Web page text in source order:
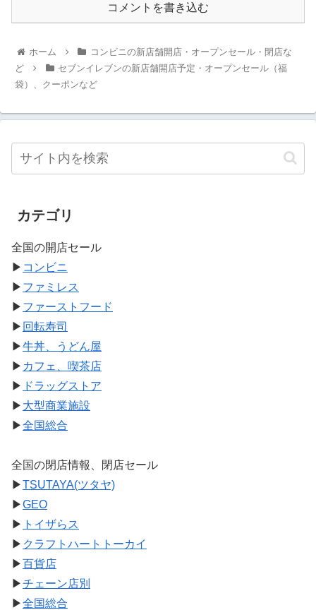
コメントを書き込む
ホーム
コンビニの新店舗開店・オープンセール・閉店な
ど
セブンイレブンの新店舗開店予定・オープンセール（福
袋）、クーポンなど
カテゴリ
全国の開店セール
▶ コンビニ
▶ ファミレス
▶ ファーストフード
▶ 回転寿司
▶牛丼、うどん屋
▶ カフェ、喫茶店
▶ ドラッグストア
▶ 大型商業施設
▶全国総合
全国の閉店情報、閉店セール
▶TSUTAYA(ツタヤ)
▶GEO
▶ トイザらス
▶ クラフトハートトーカイ
▶百貨店
▶チェーン店別
▶全国総合